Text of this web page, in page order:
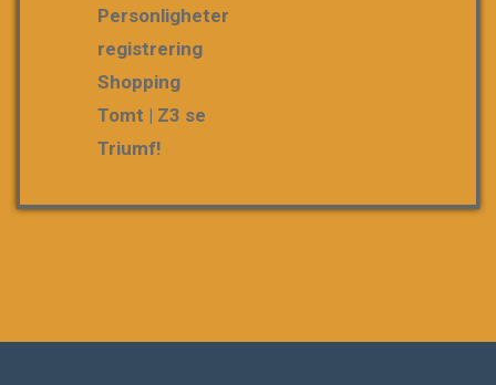
Personligheter
registrering
Shopping
Tomt | Z3 se
Triumf!